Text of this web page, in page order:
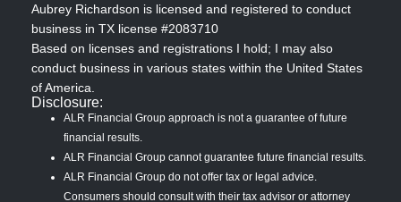
Aubrey Richardson is licensed and registered to conduct
business in TX license #2083710
Based on licenses and registrations I hold; I may also
conduct business in various states within the United States
of America.
Disclosure:
ALR Financial Group approach is not a guarantee of future
financial results.
ALR Financial Group cannot guarantee future financial results.
ALR Financial Group do not offer tax or legal advice.
Consumers should consult with their tax advisor or attorney